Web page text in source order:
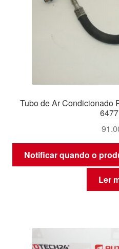
Tubo de Ar Condicionado
Notificar quando o
Ler